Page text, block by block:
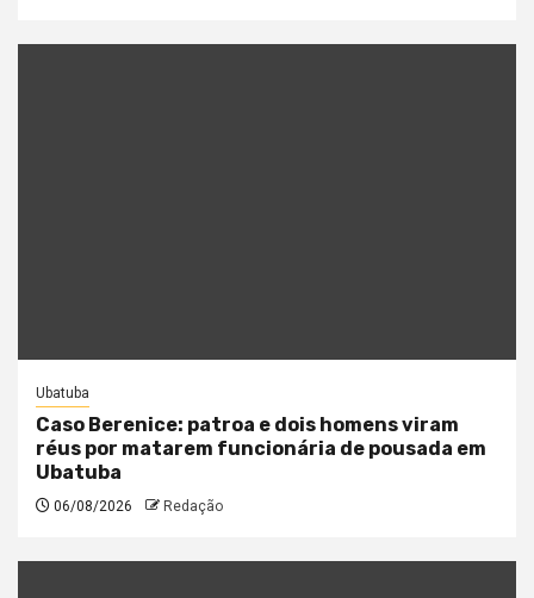
Ubatuba
Caso Berenice: patroa e dois homens viram
réus por matarem funcionária de pousada em
Ubatuba
06/08/2026 Redação